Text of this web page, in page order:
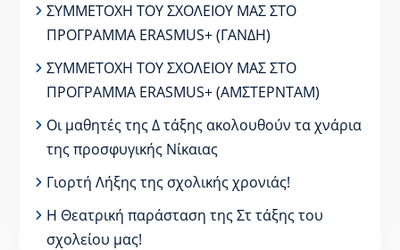
ΣΥΜΜΕΤΟΧΗ ΤΟΥ ΣΧΟΛΕΙΟΥ ΜΑΣ ΣΤΟ
ΠΡΟΓΡΑΜΜΑ ERASMUS+ (ΓΑΝΔΗ)
ΣΥΜΜΕΤΟΧΗ ΤΟΥ ΣΧΟΛΕΙΟΥ ΜΑΣ ΣΤΟ
ΠΡΟΓΡΑΜΜΑ ERASMUS+ (ΑΜΣΤΕΡΝΤΑΜ)
Οι μαθητές της Δ τάξης ακολουθούν τα χνάρια
της προσφυγικής Νίκαιας
Γιορτή Λήξης της σχολικής χρονιάς!
Η Θεατρική παράσταση της Στ τάξης του
σχολείου μας!